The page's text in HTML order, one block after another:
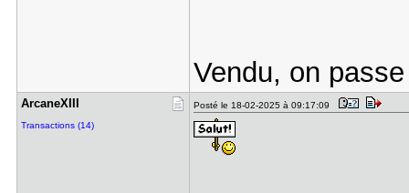
Vendu, on
ArcaneXIII
Transactions (14)
Posté le 18-02-2025 à 09:17:09